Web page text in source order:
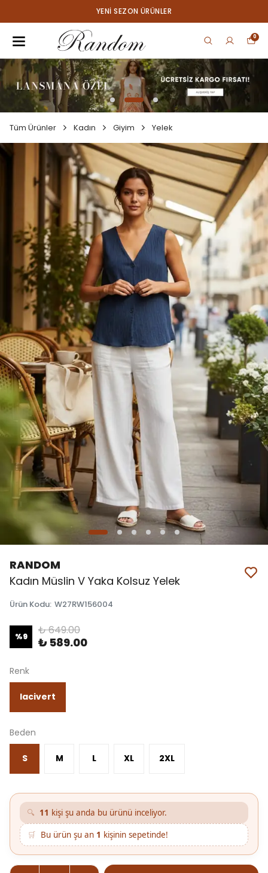
YENI SEZON ÜRÜNLER
0
Tüm Ürünler Kadın Giyim Yelek
RANDOM
Kadın Müslin V Yaka Kolsuz Yelek
Ürün Kodu: W27RW156004
%9 ₺ 649.00
₺ 589.00
Renk
lacivert
Beden
S M L XL 2XL
🔍 11 kişi şu anda bu ürünü inceliyor.
🛒 Bu ürün şu an 1 kişinin sepetinde!